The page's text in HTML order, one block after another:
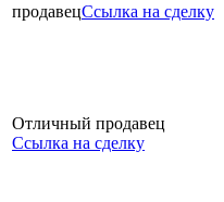
продавецСсылка на сделку
Отличный продавец
Ссылка на сделку